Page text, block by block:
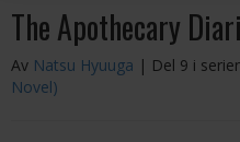
The Apothecary
Av Natsu Hyuuga | Del 9 i
Novel)